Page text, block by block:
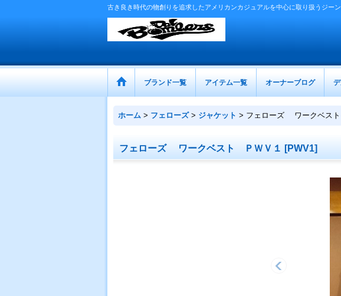
古き良き時代の物創りを追求したアメリカンカジュアルを中心に取り扱うジー
ブランド一覧 アイテム一覧 オーナーブログ
ホーム > フェローズ > ジャケット > フェローズ ワークベス
フェローズ ワークベスト ＰＷＶ１ [PWV1]